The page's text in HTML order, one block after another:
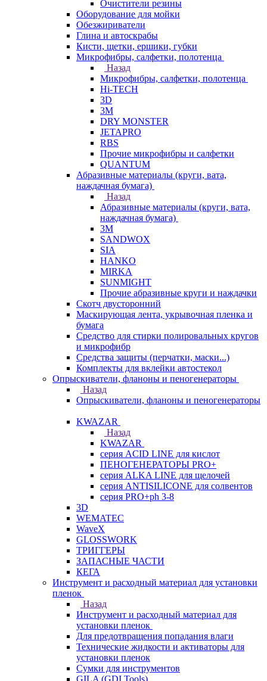
Очистители резины
Оборудование для мойки
Обезжириватели
Глина и автоскрабы
Кисти, щетки, ершики, губки
Микрофибры, салфетки, полотенца
Назад
Микрофибры, салфетки, полотенца
Hi-TECH
3D
3М
DRY MONSTER
JETAPRO
RBS
Прочие микрофибры и салфетки
QUANTUM
Абразивные материалы (круги, вата,
наждачная бумага)
Назад
Абразивные материалы (круги, вата,
наждачная бумага)
3М
SANDWOX
SIA
HANKO
MIRKA
SUNMIGHT
Прочие абразивные круги и наждачки
Скотч двусторонний
Маскирующая лента, укрывочная пленка и
бумага
Средство для стирки полировальных кругов
и микрофибр
Средства защиты (перчатки, маски...)
Комплекты для вклейки автостекол
Опрыскиватели, фланоны и пеногенераторы
Назад
Опрыскиватели, фланоны и пеногенераторы
KWAZAR
Назад
KWAZAR
серия ACID LINE для кислот
ПЕНОГЕНЕРАТОРЫ PRO+
серия ALKA LINE для щелочей
серия ANTISILICONE для солвентов
серия PRO+ph 3-8
3D
WEMATEC
WaveX
GLOSSWORK
ТРИГГЕРЫ
ЗАПАСНЫЕ ЧАСТИ
КЕГА
Инструмент и расходный материал для установки
пленок
Назад
Инструмент и расходный материал для
установки пленок
Для предотвращения попадания влаги
Технические жидкости и активаторы для
установки пленок
Сумки для инструментов
GILA (GDI Tools)